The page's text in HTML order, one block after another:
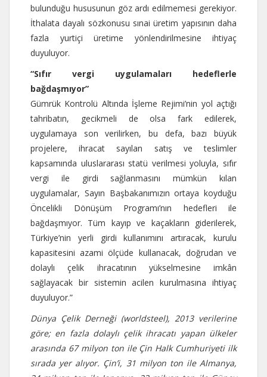
bulunduğu hususunun göz ardı edilmemesi gerekiyor.
İthalata dayalı sözkonusu sınai üretim yapısının daha
fazla yurtiçi üretime yönlendirilmesine ihtiyaç
duyuluyor.
“Sıfır vergi uygulamaları hedeflerle
bağdaşmıyor”
Gümrük Kontrolü Altında İşleme Rejimi’nin yol açtığı
tahribatın, gecikmeli de olsa fark edilerek,
uygulamaya son verilirken, bu defa, bazı büyük
projelere, ihracat sayılan satış ve teslimler
kapsamında uluslararası statü verilmesi yoluyla, sıfır
vergi ile girdi sağlanmasını mümkün kılan
uygulamalar, Sayın Başbakanımızın ortaya koyduğu
Öncelikli Dönüşüm Programı’nın hedefleri ile
bağdaşmıyor. Tüm kayıp ve kaçakların giderilerek,
Türkiye’nin yerli girdi kullanımını artıracak, kurulu
kapasitesini azami ölçüde kullanacak, doğrudan ve
dolaylı çelik ihracatının yükselmesine imkân
sağlayacak bir sistemin acilen kurulmasına ihtiyaç
duyuluyor.”
Dünya Çelik Derneği (worldsteel), 2013 verilerine
göre; en fazla dolaylı çelik ihracatı yapan ülkeler
arasında 67 milyon ton ile Çin Halk Cumhuriyeti ilk
sırada yer alıyor. Çin’i, 31 milyon ton ile Almanya,